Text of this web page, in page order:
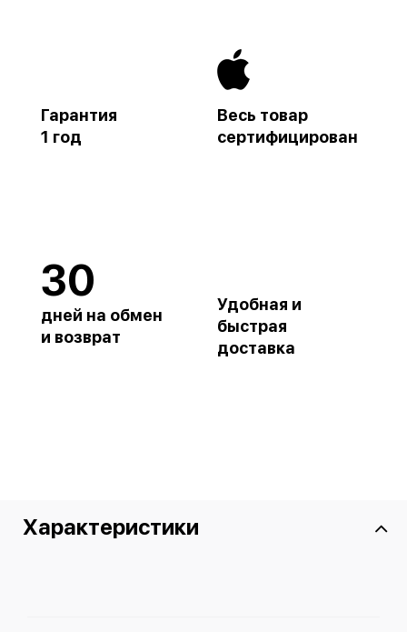
Гарантия
1 год
Весь товар
сертифицирован
30
дней на обмен
и возврат
Удобная и
быстрая
доставка
Характеристики